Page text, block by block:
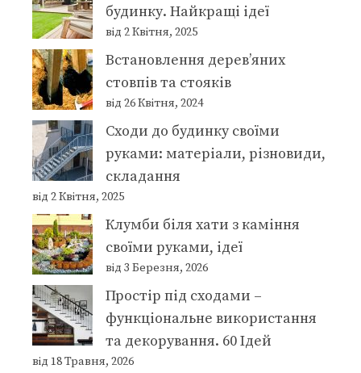
будинку. Найкращі ідеї
від 2 Квітня, 2025
Встановлення дерев’яних
стовпів та стояків
від 26 Квітня, 2024
Сходи до будинку своїми
руками: матеріали, різновиди,
складання
від 2 Квітня, 2025
Клумби біля хати з каміння
своїми руками, ідеї
від 3 Березня, 2026
Простір під сходами –
функціональне використання
та декорування. 60 Ідей
від 18 Травня, 2026